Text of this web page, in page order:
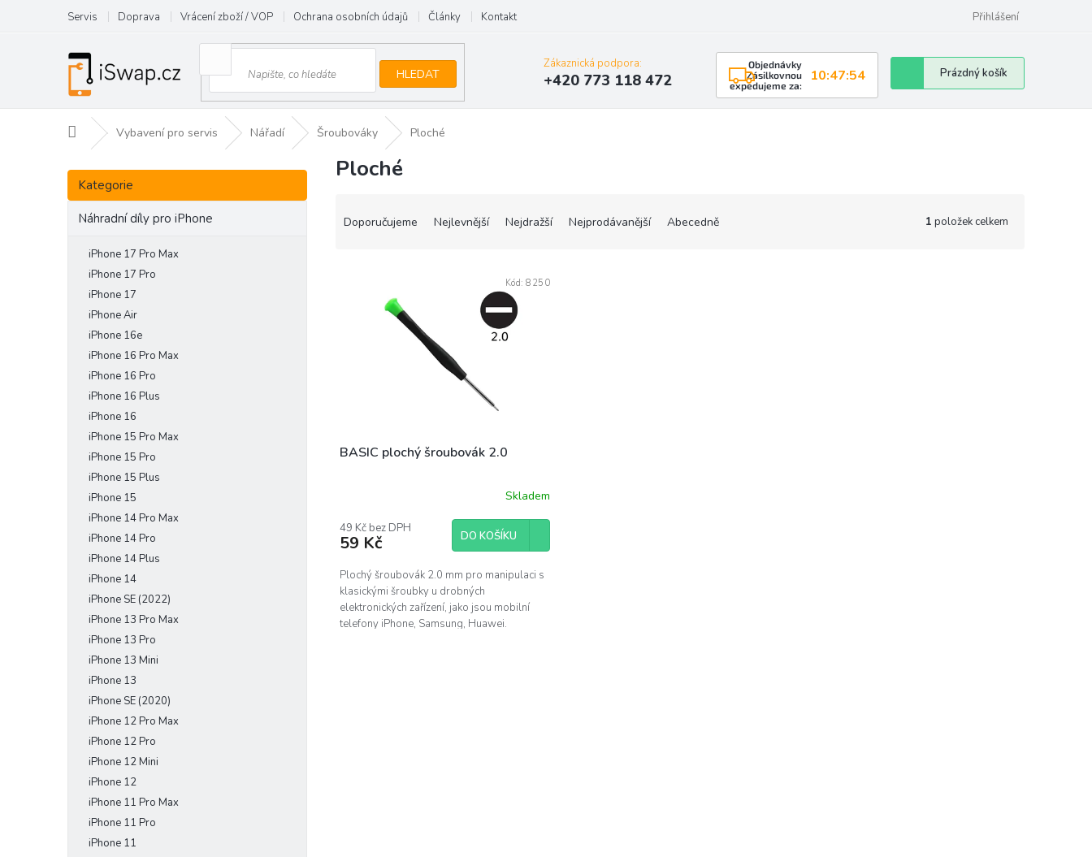
obsah
Servis Doprava Vrácení zboží / VOP Ochrana osobních údajů Články Kontakt Přihlášení
HLEDAT
Zákaznická podpora:
+420 773 118 472
Objednávky
Zásilkovnou
expedujeme za:
10:47:53
Nákupní
košík
Prázdný košík
Domů Vybavení pro servis Nářadí Šroubováky Ploché
P
s
Přeskočit
kategorie
Kategorie
Náhradní díly pro iPhone
iPhone 17 Pro Max
iPhone 17 Pro
iPhone 17
iPhone Air
iPhone 16e
iPhone 16 Pro Max
iPhone 16 Pro
iPhone 16 Plus
iPhone 16
iPhone 15 Pro Max
iPhone 15 Pro
iPhone 15 Plus
iPhone 15
iPhone 14 Pro Max
iPhone 14 Pro
iPhone 14 Plus
iPhone 14
iPhone SE (2022)
iPhone 13 Pro Max
iPhone 13 Pro
iPhone 13 Mini
iPhone 13
iPhone SE (2020)
iPhone 12 Pro Max
iPhone 12 Pro
iPhone 12 Mini
iPhone 12
iPhone 11 Pro Max
iPhone 11 Pro
iPhone 11
Ploché
Doporučujeme Nejlevnější Nejdražší Nejprodávanější Abecedně 1 položek celkem
kBASIC plochý šroubovák 2.0
Skladem
49 Kč bez DPH
59 Kč DO KOŠÍKU
Plochý šroubovák 2.0 mm pro manipulaci s
klasickými šroubky u drobných
elektronických zařízení, jako jsou mobilní
telefony iPhone, Samsung, Huawei.
Kód:8250